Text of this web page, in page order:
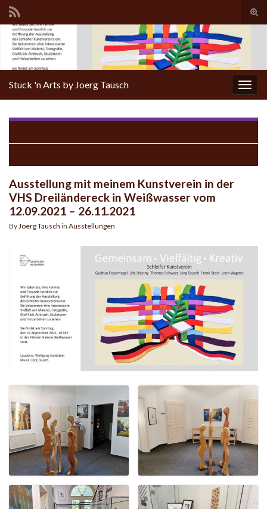
Stuck 'n Arts by Joerg Tausch
Ausstellung mit meinem Kunstverein in der
VHS Dreiländereck in Weißwasser vom
12.09.2021 – 26.11.2021
By Joerg Tausch in Ausstellungen